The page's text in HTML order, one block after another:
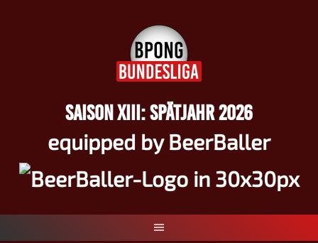
SAISON XIII: SPÄTJAHR 2026
equipped by BeerBaller